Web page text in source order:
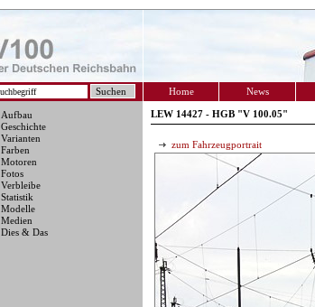
Home News
Aufbau
Geschichte
Varianten
Farben
Motoren
Fotos
Verbleibe
Statistik
Modelle
Medien
Dies & Das
LEW 14427 - HGB "V 100.05"
zum Fahrzeugportrait